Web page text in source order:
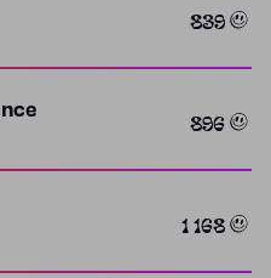
839
896
1 168